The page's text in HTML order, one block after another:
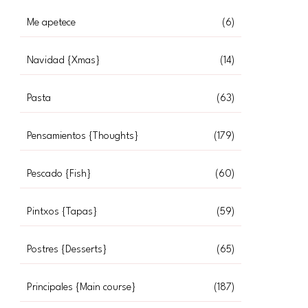
Me apetece (6)
Navidad {Xmas} (14)
Pasta (63)
Pensamientos {Thoughts} (179)
Pescado {Fish} (60)
Pintxos {Tapas} (59)
Postres {Desserts} (65)
Principales {Main course} (187)